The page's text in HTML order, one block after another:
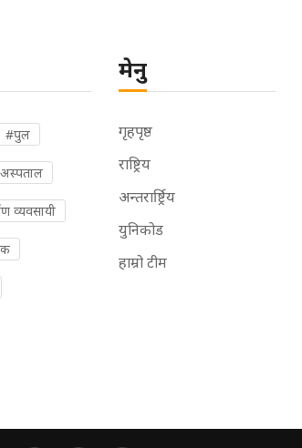
#पुल
व्यवसायी
मेनु
गृहपृष्ठ
राष्ट्रिय
अन्तरार्ष्ट्रिय
युनिकोड
हाम्रो टीम